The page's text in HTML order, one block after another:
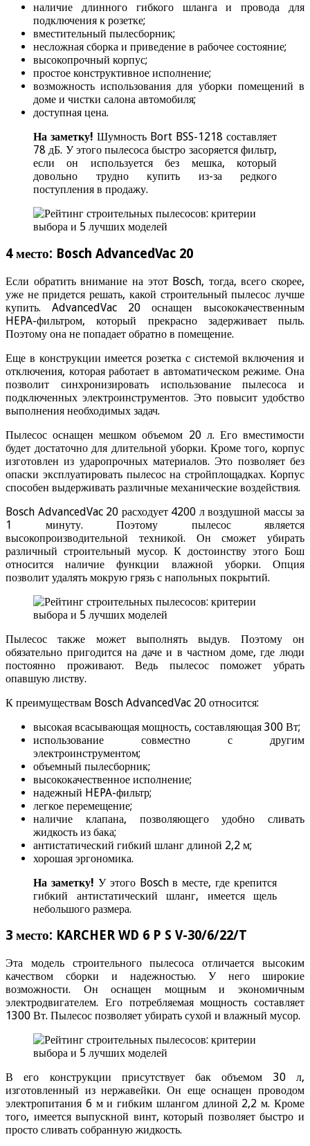
наличие длинного гибкого шланга и провода для
подключения к розетке;
вместительный пылесборник;
несложная сборка и приведение в рабочее состояние;
высокопрочный корпус;
простое конструктивное исполнение;
возможность использования для уборки помещений в
доме и чистки салона автомобиля;
доступная цена.
На заметку! Шумность Bort BSS-1218 составляет
78 дБ. У этого пылесоса быстро засоряется фильтр,
если он используется без мешка, который
довольно трудно купить из-за редкого
поступления в продажу.
4 место: Bosch AdvancedVac 20
Если обратить внимание на этот Bosch, тогда, всего скорее,
уже не придется решать, какой строительный пылесос лучше
купить. AdvancedVac 20 оснащен высококачественным
HEPA-фильтром, который прекрасно задерживает пыль.
Поэтому она не попадает обратно в помещение.
Еще в конструкции имеется розетка с системой включения и
отключения, которая работает в автоматическом режиме. Она
позволит синхронизировать использование пылесоса и
подключенных электроинструментов. Это повысит удобство
выполнения необходимых задач.
Пылесос оснащен мешком объемом 20 л. Его вместимости
будет достаточно для длительной уборки. Кроме того, корпус
изготовлен из ударопрочных материалов. Это позволяет без
опаски эксплуатировать пылесос на стройплощадках. Корпус
способен выдерживать различные механические воздействия.
Bosch AdvancedVac 20 расходует 4200 л воздушной массы за
1 минуту. Поэтому пылесос является
высокопроизводительной техникой. Он сможет убирать
различный строительный мусор. К достоинству этого Бош
относится наличие функции влажной уборки. Опция
позволит удалять мокрую грязь с напольных покрытий.
Пылесос также может выполнять выдув. Поэтому он
обязательно пригодится на даче и в частном доме, где люди
постоянно проживают. Ведь пылесос поможет убрать
опавшую листву.
К преимуществам Bosch AdvancedVac 20 относится:
высокая всасывающая мощность, составляющая 300 Вт;
использование совместно с другим
электроинструментом;
объемный пылесборник;
высококачественное исполнение;
надежный HEPA-фильтр;
легкое перемещение;
наличие клапана, позволяющего удобно сливать
жидкость из бака;
антистатический гибкий шланг длиной 2,2 м;
хорошая эргономика.
На заметку! У этого Bosch в месте, где крепится
гибкий антистатический шланг, имеется щель
небольшого размера.
3 место: KARCHER WD 6 P S V-30/6/22/T
Эта модель строительного пылесоса отличается высоким
качеством сборки и надежностью. У него широкие
возможности. Он оснащен мощным и экономичным
электродвигателем. Его потребляемая мощность составляет
1300 Вт. Пылесос позволяет убирать сухой и влажный мусор.
В его конструкции присутствует бак объемом 30 л,
изготовленный из нержавейки. Он еще оснащен проводом
электропитания 6 м и гибким шлангом длиной 2,2 м. Кроме
того, имеется выпускной винт, который позволяет быстро и
просто сливать собранную жидкость.